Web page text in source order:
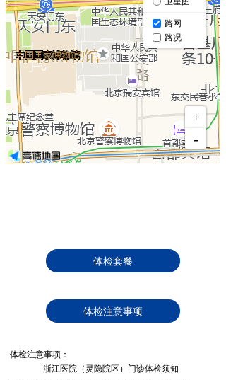
体检套餐
体检注意事项
体检注意事项：
浙江医院（灵隐院区）门诊体检须知